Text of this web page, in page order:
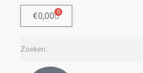
€0,00 0
Winkelwagen